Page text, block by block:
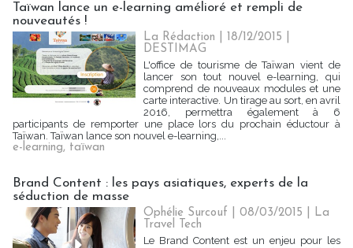
Taïwan lance un e-learning amélioré et rempli de
nouveautés !
La Rédaction | 18/12/2015
DESTIMAG
L'office de tourisme de Taïwan vient de
lancer son tout nouvel e-learning, qui
comprend de nouveaux modules et une
carte interactive. Un tirage au sort, en avril
2016, permettra également à 6
participants de remporter une place lors du prochain éductour à
Taïwan. Taïwan lance son nouvel e-learning,...
e-learning, taïwan
Brand Content : les pays asiatiques, experts de la
séduction de masse
Ophélie Surcouf | 08/03/2015
La
Travel Tech
Le Brand Content est un enjeu pour les